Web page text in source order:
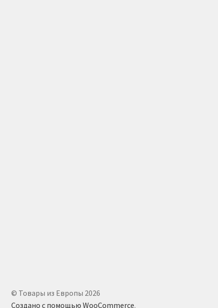
© Товары из Европы 2026
Создано с помощью WooCommerce.